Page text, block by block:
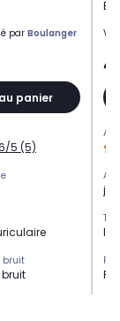
par Boulanger
panier
5 (5)
bruit PF